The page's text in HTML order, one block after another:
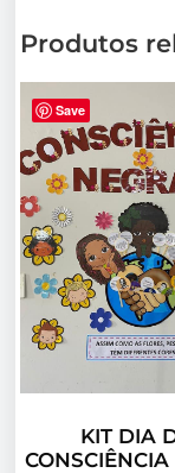
Produtos
Save
KIT DIA
CONSCIÊNCIA